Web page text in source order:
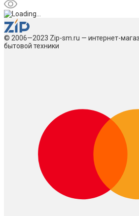
© 2006—2023 Zip-sm.ru — интернет-
бытовой техники